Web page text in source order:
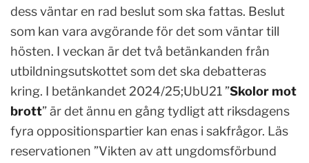
dess väntar en rad beslut som ska fattas. Beslut
som kan vara avgörande för det som väntar till
hösten. I veckan är det två betänkanden från
utbildningsutskottet som det ska debatteras
kring. I betänkandet 2024/25;UbU21 ”Skolor mot
brott” är det ännu en gång tydligt att riksdagens
fyra oppositionspartier kan enas i sakfrågor. Läs
reservationen ”Vikten av att ungdomsförbund